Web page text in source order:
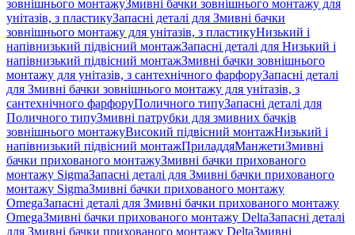
зовнішнього монтажуЗмивні бачки зовнішнього монтажу для
унітазів, з пластикуЗапасні деталі для Змивні бачки
зовнішнього монтажу для унітазів, з пластикуНизький і
напівнизький підвісний монтажЗапасні деталі для Низький і
напівнизький підвісний монтажЗмивні бачки зовнішнього
монтажу для унітазів, з сантехнічного фарфоруЗапасні деталі
для Змивні бачки зовнішнього монтажу для унітазів, з
сантехнічного фарфоруПоличного типуЗапасні деталі для
Поличного типуЗмивні патрубки для змивних бачків
зовнішнього монтажуВисокий підвісний монтажНизький і
напівнизький підвісний монтажПриладдяМанжетиЗмивні
бачки прихованого монтажуЗмивні бачки прихованого
монтажу SigmaЗапасні деталі для Змивні бачки прихованого
монтажу SigmaЗмивні бачки прихованого монтажу
OmegaЗапасні деталі для Змивні бачки прихованого монтажу
OmegaЗмивні бачки прихованого монтажу DeltaЗапасні деталі
для Змивні бачки прихованого монтажу DeltaЗмивні